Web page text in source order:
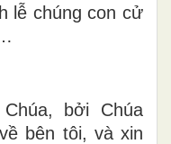
lễ chúng con cử
bởi Chúa
bên tôi, và xin